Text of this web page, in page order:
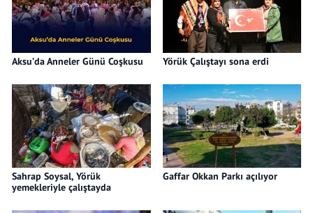
Aksu’da Anneler Günü Coşkusu Yörük Çalıştayı sona erdi
Sahrap Soysal, Yörük
yemekleriyle çalıştayda
Gaffar Okkan Parkı açılıyor